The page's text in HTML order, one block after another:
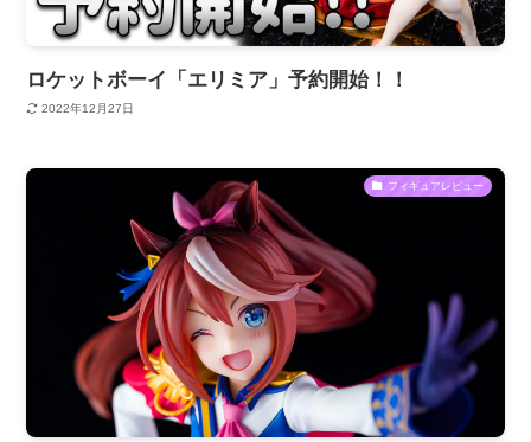
ロケットボーイ「エリミア」予約開始！！
2022年12月27日
フィギュアレビュー